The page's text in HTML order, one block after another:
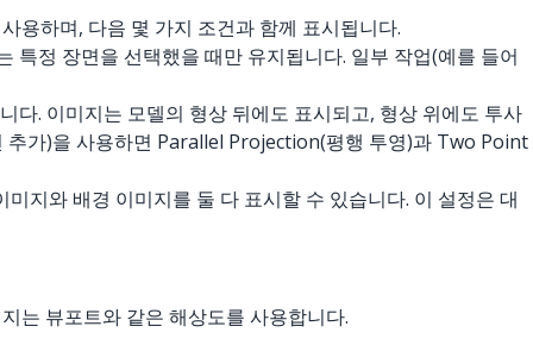
용하며, 다음 몇 가지 조건과 함께 표시됩니다.
정 장면을 선택했을 때만 유지됩니다. 일부 작업(예를 들어
. 이미지는 모델의 형상 뒤에도 표시되고, 형상 위에도 투사
추가)을 사용하면 Parallel Projection(평행 투영)과 Two Point
지와 배경 이미지를 둘 다 표시할 수 있습니다. 이 설정은 대
는 뷰포트와 같은 해상도를 사용합니다.